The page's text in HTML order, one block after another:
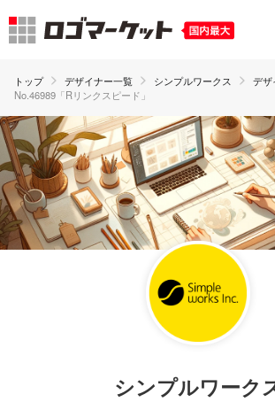
トップ デザイナー一覧 シンプルワークス
デザ
No.46989「Rリンクスピード」
シンプルワーク